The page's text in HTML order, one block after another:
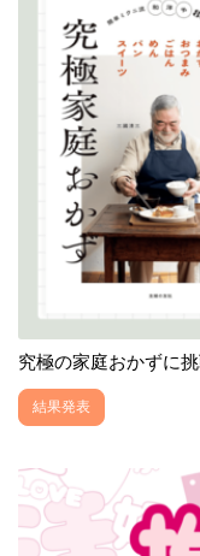
究極の家庭おかずに
結果発表